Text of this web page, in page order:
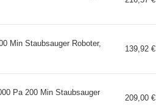
Min Staubsauger Roboter,
139,92 €
Pa 200 Min Staubsauger
209,00 €